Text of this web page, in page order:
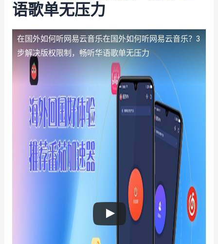
语歌单无压力
在国外如何听网易云音乐在国外如何听网易云音乐？3
步解决版权限制，畅听华语歌单无压力